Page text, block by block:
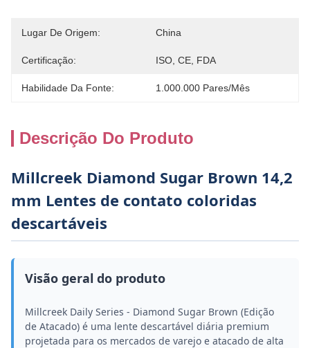
Lugar De Origem: China
Certificação: ISO, CE, FDA
Habilidade Da Fonte: 1.000.000 Pares/mês
Descrição Do Produto
Millcreek Diamond Sugar Brown 14,2
mm Lentes de contato coloridas
descartáveis
Visão geral do produto
Millcreek Daily Series - Diamond Sugar Brown (Edição
de Atacado) é uma lente descartável diária premium
projetada para os mercados de varejo e atacado de alta